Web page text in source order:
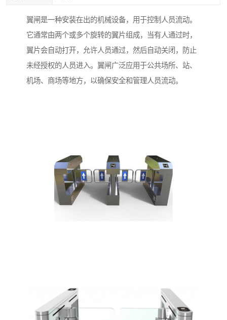
翼闸是一种安装在出的机械设备，用于控制人员流动。
它通常由两个或多个旋转的翼片组成，当有人通过时，
翼片会自动打开，允许人员通过，然后自动关闭，防止
未经授权的人员进入。翼闸广泛应用于公共场所、站、
机场、商场等地方，以确保安全和管理人员流动。